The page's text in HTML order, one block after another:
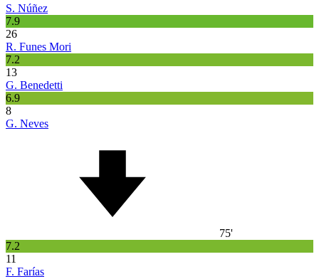
S. Núñez
7.9
26
R. Funes Mori
7.2
13
G. Benedetti
6.9
8
G. Neves
75'
7.2
11
F. Farías